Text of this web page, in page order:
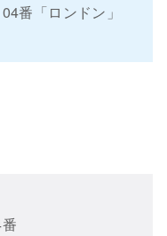
ロンドン」